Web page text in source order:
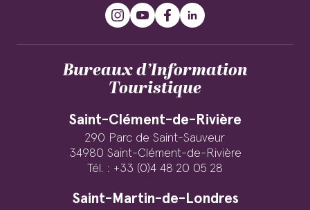
Bureaux d’Information
Touristique
Saint-Clément-de-Rivière
290 Parc de Saint-Sauveur
34980 Saint-Clément-de-Rivière
Tél. : +33 (0)4 48 20 05 28
Saint-Martin-de-Londres